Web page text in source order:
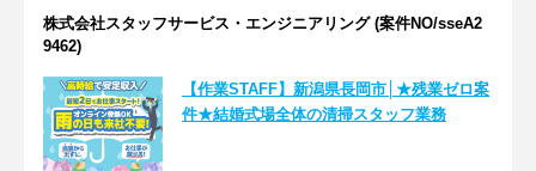
株式会社スタッフサービス・エンジニアリング (案件NO/sseA2
9462)
【作業STAFF】新潟県長岡市│★残業ゼロ案
件★結婚式場全体の清掃スタッフ業務